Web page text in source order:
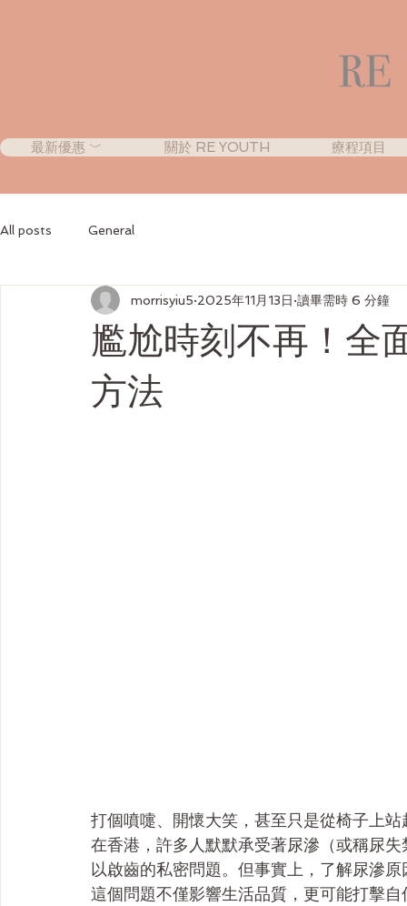
最新優惠 ﹀ 關於 RE YOUTH 療程項目
All posts General
尷尬時刻不再！全
方法
morrisyiu5 2025年11月13日 讀畢需時 6 分鐘
打個噴嚏、開懷大笑，甚至只是從椅子上
在香港，許多人默默承受著尿滲（或稱尿
以啟齒的私密問題。但事實上，了解尿滲
這個問題不僅影響生活品質，更可能打擊